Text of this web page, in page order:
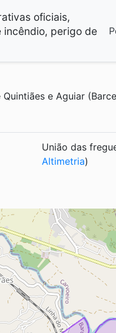
oficiais,
incêndio, perigo de
e Aguiar
União das
Altimetria)